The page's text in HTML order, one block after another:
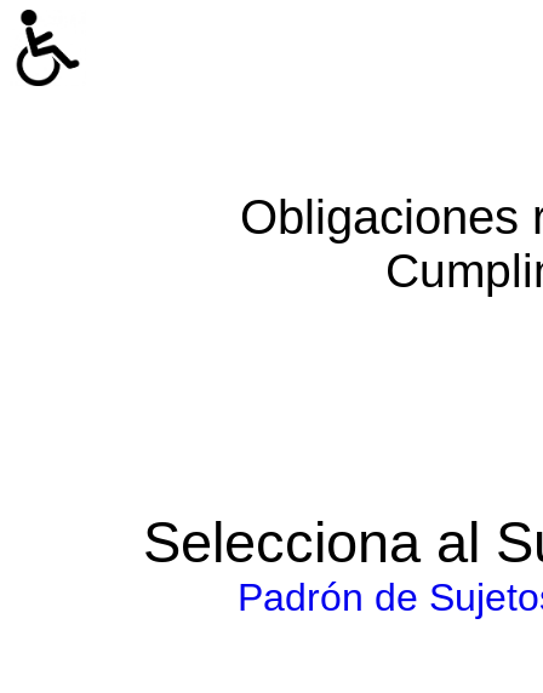
Obligaciones
Selecciona al
Padrón de